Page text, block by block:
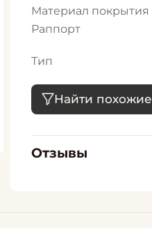
Материал покрытия
Раппорт
Тип
Найти похожие
Отзывы